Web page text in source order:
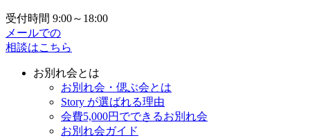
受付時間 9:00～18:00
メールでの
相談はこちら
お別れ会とは
お別れ会・偲ぶ会とは
Story が選ばれる理由
会費5,000円でできるお別れ会
お別れ会ガイド